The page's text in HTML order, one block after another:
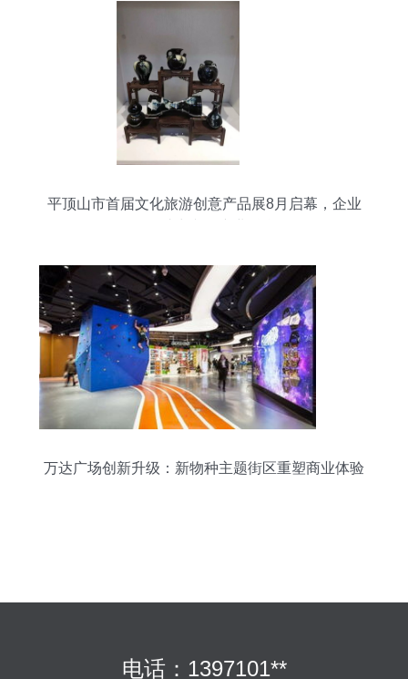
平顶山市首届文化旅游创意产品展8月启幕，企业
万达广场创新升级：新物种主题街区重塑商业体验
电话：1397101**